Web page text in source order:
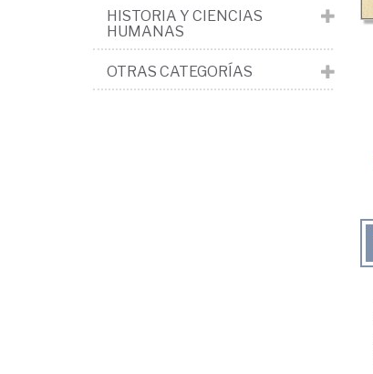
HISTORIA Y CIENCIAS
HUMANAS
OTRAS CATEGORÍAS